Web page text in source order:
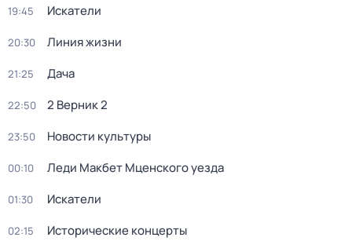
19:45 Искатели
20:30 Линия жизни
21:25 Дача
22:50 2 Верник 2
23:50 Новости культуры
00:10 Леди Макбет Мценского уезда
01:30 Искатели
02:15 Исторические концерты